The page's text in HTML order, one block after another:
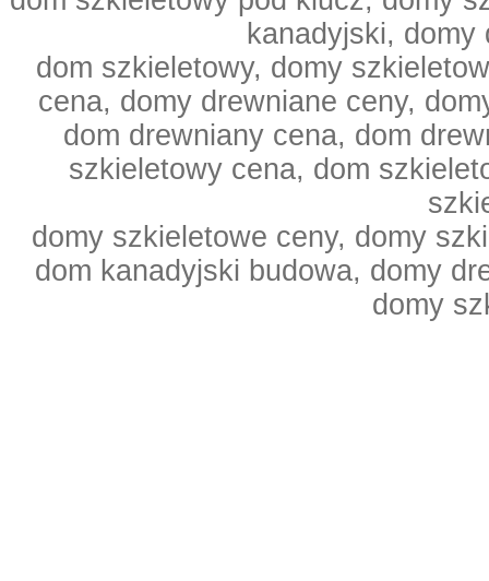
kanadyjski, domy
dom szkieletowy, domy
cena, domy drewniane ceny,
dom drewniany cena, dom
szkieletowy cena, dom
domy szkieletowe ceny, domy
dom kanadyjski budowa, domy
domy